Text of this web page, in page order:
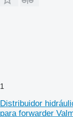
1
Distribuidor
para forwarder